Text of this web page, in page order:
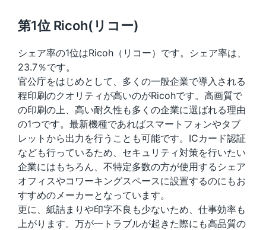
第1位 Ricoh(リコー)
シェア率の1位はRicoh（リコー）です。シェア率は、
23.7％です。
官公庁をはじめとして、多くの一般企業で導入される
程印刷のクオリティが高いのがRicohです。高画質で
の印刷の上、高い耐久性も多くの企業に選ばれる理由
の1つです。最新機種であればスマートフォンやタブ
レットから出力を行うことも可能です。ICカード認証
なども行っているため、セキュリティ対策を行いたい
企業にはもちろん、不特定多数の方が使用するシェア
オフィスやコワーキングスペースに設置するのにもお
すすめのメーカーとなっています。
更に、紙詰まりや印字不良も少ないため、仕事効率も
上がります。万が一トラブルが起きた際にも高品質の